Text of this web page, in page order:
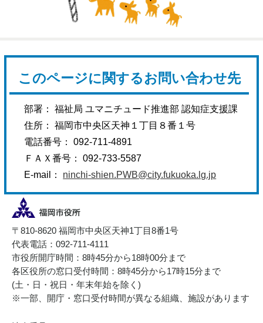
このページに関するお問い合わせ先
部署： 福祉局 ユマニチュード推進部 認知症支援課
住所： 福岡市中央区天神１丁目８番１号
電話番号： 092-711-4891
ＦＡＸ番号： 092-733-5587
E-mail： ninchi-shien.PWB@city.fukuoka.lg.jp
〒810-8620 福岡市中央区天神1丁目8番1号
代表電話：092-711-4111
市役所開庁時間：8時45分から18時00分まで
各区役所の窓口受付時間：8時45分から17時15分まで
(土・日・祝日・年末年始を除く)
※一部、開庁・窓口受付時間が異なる組織、施設があります